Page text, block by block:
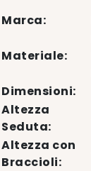
Marca:
Materiale:
Dimensioni:
Altezza
Seduta:
Altezza con
Braccioli: